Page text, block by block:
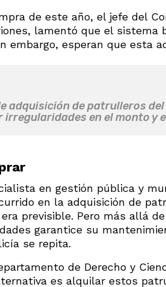
de este año, el jefe del
lamentó que el
embargo, esperan que esta
adquisición de patrulleros
en el monto y
en gestión pública y
en la adquisición de
previsible. Pero más allá
garantice su
se repita.
de Derecho y
es alquilar estos